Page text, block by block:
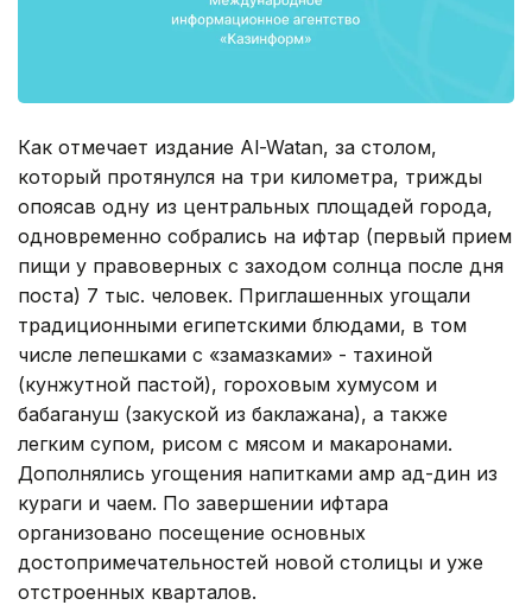
Как отмечает издание Al-Watan, за столом,
который протянулся на три километра, трижды
опоясав одну из центральных площадей города,
одновременно собрались на ифтар (первый прием
пищи у правоверных с заходом солнца после дня
поста) 7 тыс. человек. Приглашенных угощали
традиционными египетскими блюдами, в том
числе лепешками с «замазками» - тахиной
(кунжутной пастой), гороховым хумусом и
бабагануш (закуской из баклажана), а также
легким супом, рисом с мясом и макаронами.
Дополнялись угощения напитками амр ад-дин из
кураги и чаем. По завершении ифтара
организовано посещение основных
достопримечательностей новой столицы и уже
отстроенных кварталов.